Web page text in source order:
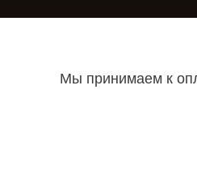
Мы принимаем к